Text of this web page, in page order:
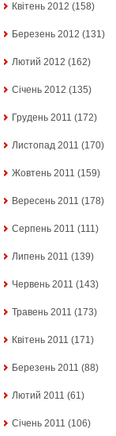
Квітень 2012 (158)
Березень 2012 (131)
Лютий 2012 (162)
Січень 2012 (135)
Грудень 2011 (172)
Листопад 2011 (170)
Жовтень 2011 (159)
Вересень 2011 (178)
Серпень 2011 (111)
Липень 2011 (139)
Червень 2011 (143)
Травень 2011 (173)
Квітень 2011 (171)
Березень 2011 (88)
Лютий 2011 (61)
Січень 2011 (106)